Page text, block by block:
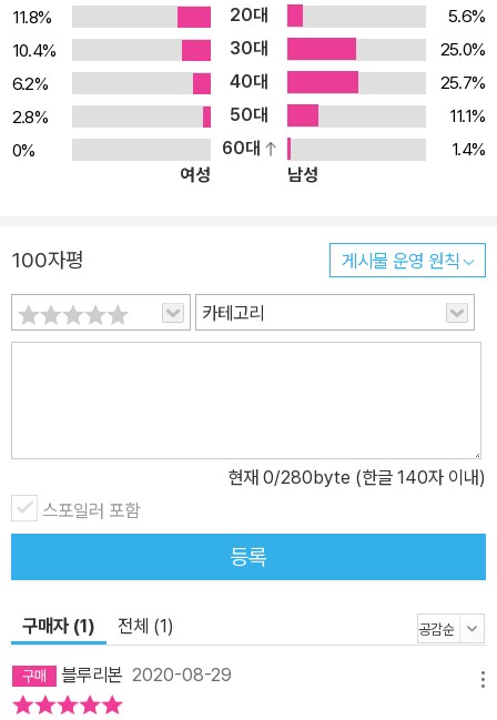
11.8%
20대
5.6%
10.4%
30대
25.0%
6.2%
40대
25.7%
2.8%
50대
11.1%
0%
60대
1.4%
여성
남성
100자평 게시물 운영 원칙
카테고리
현재 0/280byte (한글 140자 이내)
스포일러 포함
등록
구매자 (1) 전체 (1)
블루리본 2020-08-29